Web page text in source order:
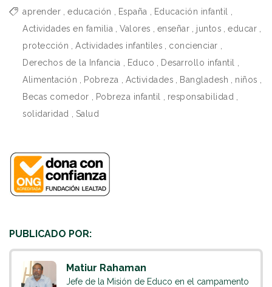
aprender educación España Educación infantil
Actividades en familia
Valores enseñar juntos educar
protección
Actividades infantiles concienciar
Derechos de la Infancia
Educo Desarrollo infantil
Alimentación
Pobreza Actividades Bangladesh niños
Becas comedor
Pobreza infantil responsabilidad
solidaridad
Salud
PUBLICADO POR:
Matiur Rahaman
Jefe de la Misión de Educo en el campamento